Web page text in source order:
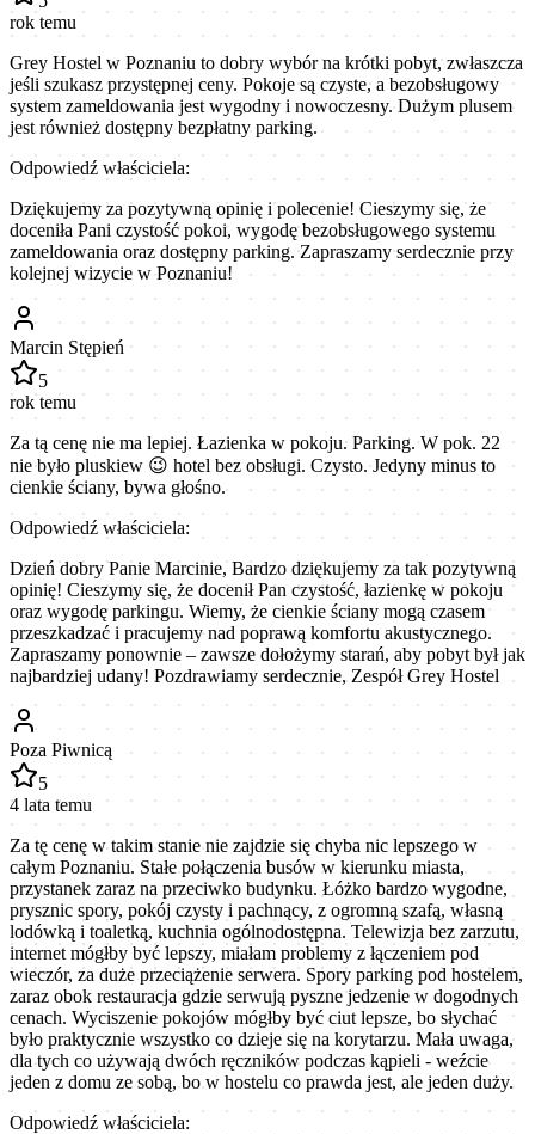
rok temu
Grey Hostel w Poznaniu to dobry wybór na krótki pobyt, zwłaszcza
jeśli szukasz przystępnej ceny. Pokoje są czyste, a bezobsługowy
system zameldowania jest wygodny i nowoczesny. Dużym plusem
jest również dostępny bezpłatny parking.
Odpowiedź właściciela:
Dziękujemy za pozytywną opinię i polecenie! Cieszymy się, że
doceniła Pani czystość pokoi, wygodę bezobsługowego systemu
zameldowania oraz dostępny parking. Zapraszamy serdecznie przy
kolejnej wizycie w Poznaniu!
Marcin Stępień
5
rok temu
Za tą cenę nie ma lepiej. Łazienka w pokoju. Parking. W pok. 22
nie było pluskiew 😉 hotel bez obsługi. Czysto. Jedyny minus to
cienkie ściany, bywa głośno.
Odpowiedź właściciela:
Dzień dobry Panie Marcinie, Bardzo dziękujemy za tak pozytywną
opinię! Cieszymy się, że docenił Pan czystość, łazienkę w pokoju
oraz wygodę parkingu. Wiemy, że cienkie ściany mogą czasem
przeszkadzać i pracujemy nad poprawą komfortu akustycznego.
Zapraszamy ponownie – zawsze dołożymy starań, aby pobyt był jak
najbardziej udany! Pozdrawiamy serdecznie, Zespół Grey Hostel
Poza Piwnicą
5
4 lata temu
Za tę cenę w takim stanie nie zajdzie się chyba nic lepszego w
całym Poznaniu. Stałe połączenia busów w kierunku miasta,
przystanek zaraz na przeciwko budynku. Łóżko bardzo wygodne,
prysznic spory, pokój czysty i pachnący, z ogromną szafą, własną
lodówką i toaletką, kuchnia ogólnodostępna. Telewizja bez zarzutu,
internet mógłby być lepszy, miałam problemy z łączeniem pod
wieczór, za duże przeciążenie serwera. Spory parking pod hostelem,
zaraz obok restauracja gdzie serwują pyszne jedzenie w dogodnych
cenach. Wyciszenie pokojów mógłby być ciut lepsze, bo słychać
było praktycznie wszystko co dzieje się na korytarzu. Mała uwaga,
dla tych co używają dwóch ręczników podczas kąpieli - weźcie
jeden z domu ze sobą, bo w hostelu co prawda jest, ale jeden duży.
Odpowiedź właściciela: